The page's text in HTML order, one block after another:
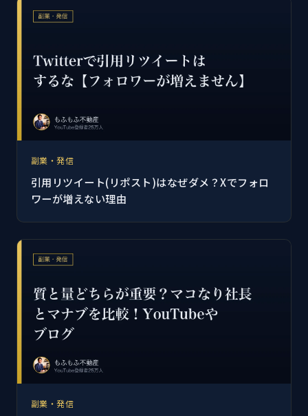
副業・発信
引用リツイート(リポスト)はなぜダメ？Xでフォロ
ワーが増えない理由
副業・発信